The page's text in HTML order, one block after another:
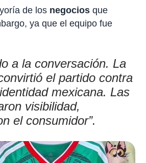
de los negocios que
ya que el equipo fue
a la conversación. La
el partido contra
mexicana. Las
visibilidad,
el consumidor”.